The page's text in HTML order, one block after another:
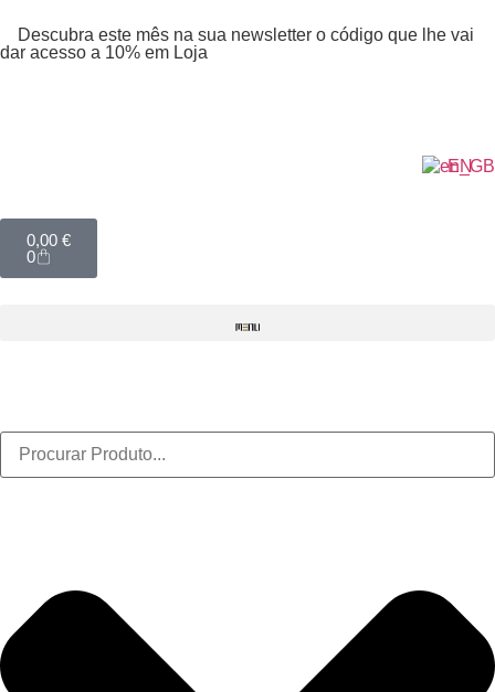
Descubra este mês na sua newsletter o código que lhe vai
dar acesso a 10% em Loja
EN
0,00 €
0